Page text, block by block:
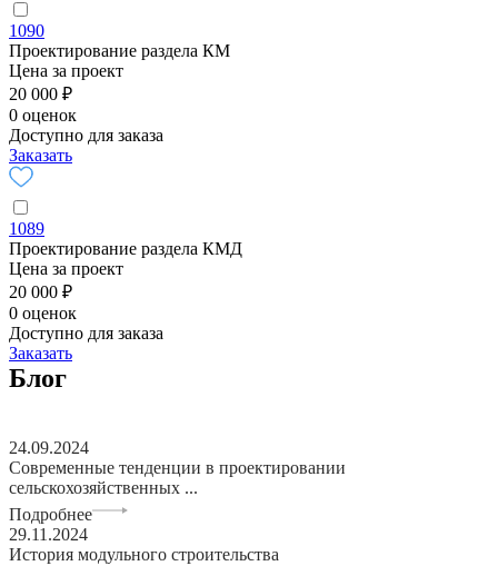
1090
Проектирование раздела КМ
Цена за проект
20 000 ₽
0 оценок
Доступно для заказа
Заказать
1089
Проектирование раздела КМД
Цена за проект
20 000 ₽
0 оценок
Доступно для заказа
Заказать
Блог
24.09.2024
Современные тенденции в проектировании
сельскохозяйственных ...
Подробнее
29.11.2024
История модульного строительства